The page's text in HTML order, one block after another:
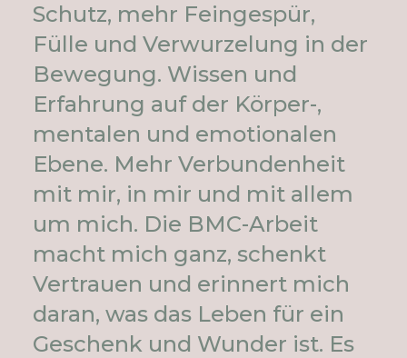
Schutz, mehr Feingespür,
Fülle und Verwurzelung in der
Bewegung. Wissen und
Erfahrung auf der Körper-,
mentalen und emotionalen
Ebene. Mehr Verbundenheit
mit mir, in mir und mit allem
um mich. Die BMC-Arbeit
macht mich ganz, schenkt
Vertrauen und erinnert mich
daran, was das Leben für ein
Geschenk und Wunder ist. Es